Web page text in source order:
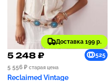
Доставка 199 р.
5 248 ₽
525
5 556 ₽ старая цена
Reclaimed Vintage